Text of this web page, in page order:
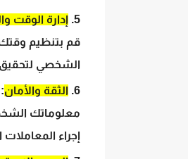
إدارة الوقت
قم بتنظيم وقتك
الشخصي لتحقيق
الثقة والأمان
معلوماتك
إجراء المعاملات